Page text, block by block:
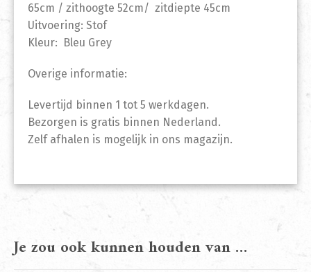
65cm / zithoogte 52cm/ zitdiepte 45cm
Uitvoering: Stof
Kleur: Bleu Grey
Overige informatie:
Levertijd binnen 1 tot 5 werkdagen.
Bezorgen is gratis binnen Nederland.
Zelf afhalen is mogelijk in ons magazijn.
Je zou ook kunnen houden van …